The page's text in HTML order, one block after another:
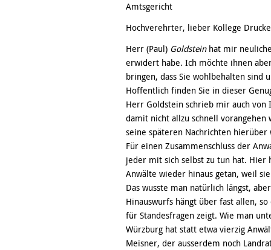
Amtsgericht
Hochverehrter, lieber Kollege
Herr (Paul) Goldsteinhat mir
erwidert habe. Ich möchte ihnen
bringen, dass Sie wohlbehalten sind
Hoffentlich finden Sie in dieser
Herr Goldstein schrieb mir auch von
damit nicht allzu schnell vorangehen
seine späteren Nachrichten
Für einen Zusammenschluss der
jeder mit sich selbst zu tun hat. Hier
Anwälte wieder hinaus getan, weil
Das wusste man natürlich längst,
Hinauswurfs hängt über fast allen,
für Standesfragen zeigt. Wie man
Würzburg hat statt etwa vierzig
Meisner, der ausserdem noch